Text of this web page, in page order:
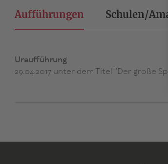
Aufführungen Schulen/
Uraufführung
29.04.2017 unter dem Titel "Der große